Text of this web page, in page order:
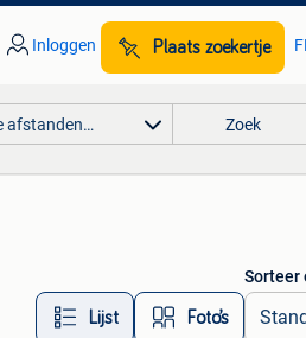
Inloggen Plaats zoekertje
afstanden… Zoek
Lijst Foto’s
Sorteer